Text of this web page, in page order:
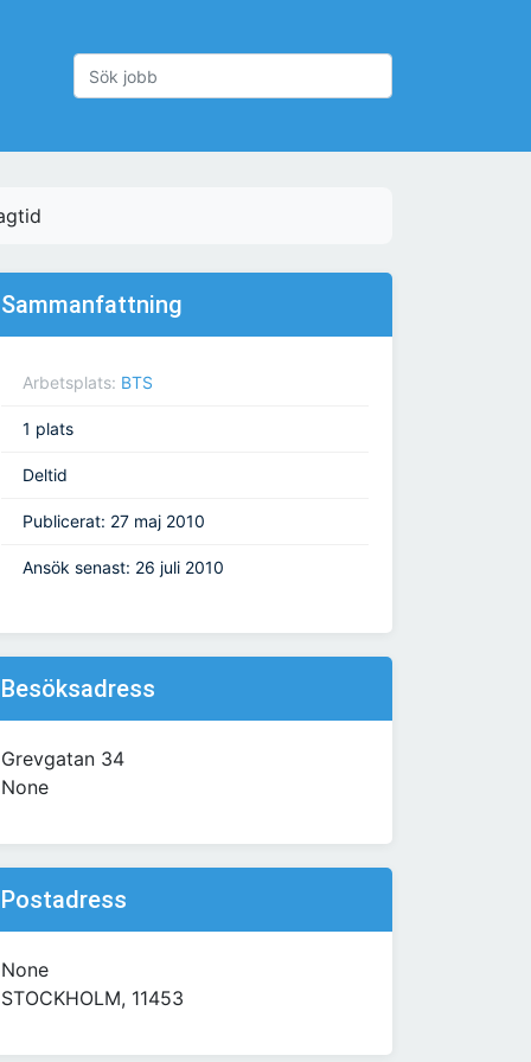
Sammanfattning
Arbetsplats: BTS
1 plats
Deltid
Publicerat: 27 maj 2010
Ansök senast: 26 juli 2010
Besöksadress
Grevgatan 34
None
Postadress
None
STOCKHOLM, 11453